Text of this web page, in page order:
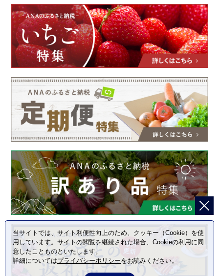
当サイトでは、サイト利便性向上のため、クッキー（Cookie）を使
用しています。サイトの閲覧を継続された場合、Cookieの利用に同
意したことものといたします。
詳細についてはプライバシーポリシーをお読みください。